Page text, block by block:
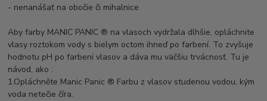
- nenanášať na obočie či mihalnice
Aby farby MANIC PANIC ® na vlasoch vydržala dlhšie, opláchnite
vlasy roztokom vody s bielym octom ihneď po farbení. To zvyšuje
hodnotu pH po farbení vlasov a dáva mu väčšiu trvácnosť. Tu je
návod, ako :
1.Opláchněte Manic Panic ® Farbu z vlasov studenou vodou, kým
voda netečie číra.